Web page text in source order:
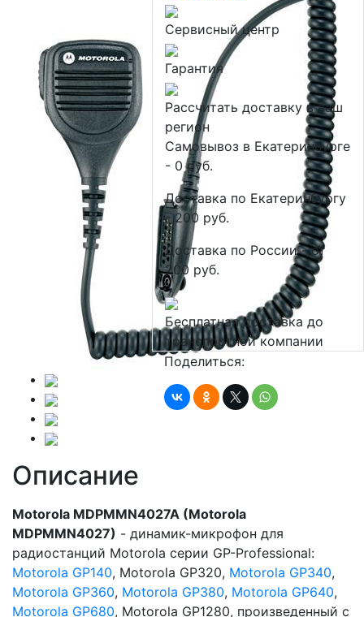
Сервисный центр
Гарантия
Рассчитать доставку в ваш
регион
Самовывоз в Екатеринбурге
- 0 руб.
Доставка по Екатеринбургу
- 200 руб.
Доставка по России - от
200 руб.
Бесплатная доставка до
транспортной компании
Поделиться:
Описание
Motorola MDPMMN4027A (Motorola
MDPMMN4027) - динамик-микрофон для
радиостанций Motorola серии GP-Professional:
Motorola GP140, Motorola GP320, Motorola GP340,
Motorola GP360, Motorola GP380, Motorola GP640,
Motorola GP680, Motorola GP1280, произведенный с